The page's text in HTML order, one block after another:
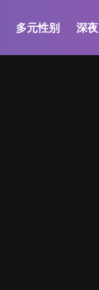
多元性别 深夜